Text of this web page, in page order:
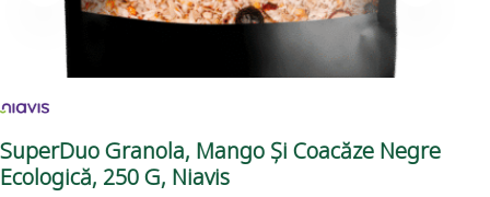
SuperDuo Granola, Mango Și Coacăze Negre
Ecologică, 250 G, Niavis